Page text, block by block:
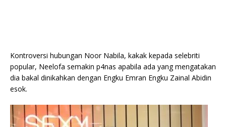
Kontroversi hubungan Noor Nabila, kakak kepada selebriti
popular, Neelofa semakin p4nas apabila ada yang mengatakan
dia bakal dinikahkan dengan Engku Emran Engku Zainal Abidin
esok.